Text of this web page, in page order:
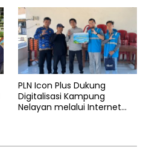
PLN Icon Plus Dukung
Digitalisasi Kampung
Nelayan melalui Internet